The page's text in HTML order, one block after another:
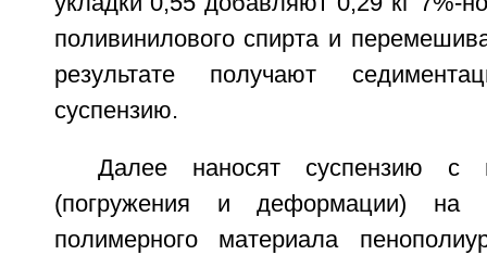
поливинилового спирта и
результате получают
суспензию.
Далее наносят суспензию с
(погружения и деформации) на
полимерного материала